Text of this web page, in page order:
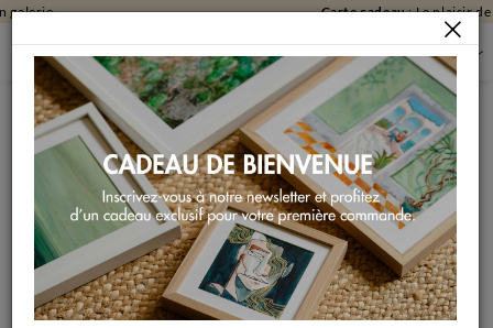
Carte cadeau: Le plaisir de laisser choisir !
PEINTURES PEINTURES PAR FORMAT
PEINTURES PETIT FORMAT
LE COUVREUR
Peinture Le couvreur par Fonteyne David | Tableau Figuratif